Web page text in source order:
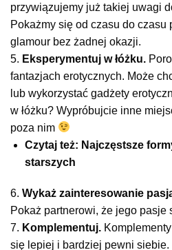
przywiązujemy już takiej uwagi
Pokażmy się od czasu do czasu
glamour bez żadnej okazji.
5. Eksperymentuj w łóżku.
fantazjach erotycznych. Może
lub wykorzystać gadżety
w łóżku? Wypróbujcie inne
poza nim
Czytaj też: Najczęstsze
starszych
6. Wykaż zainteresowanie
Pokaż partnerowi, że jego pasje
7. Komplementuj.
się lepiej i bardziej pewni